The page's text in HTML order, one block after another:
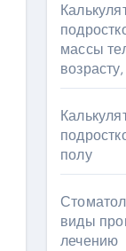
массы
полу
виды
лечению